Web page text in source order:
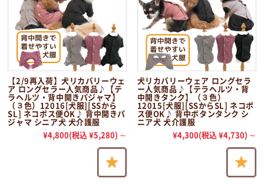
【2/9再入荷】犬リカバリーウェ
ア ロングセラー人気商品♪【テ
ラヘルツ・背中開きパジャマ】
（３色）12016[犬服][SSから
SL] ネコポス便OK♪ 背中開きパ
ジャマ シニア犬 犬介護服
¥4,800(税込 ¥5,280) ～
犬リカバリーウェア ロングセラ
ー人気商品♪【テラヘルツ・背
中開きタンク】（３色）
12015[犬服][SSからSL] ネコポ
ス便OK♪ 背中ボタンタンク シ
ニア犬 犬介護服
¥4,300(税込 ¥4,730) ～